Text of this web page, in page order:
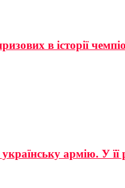
в історії
армію. У